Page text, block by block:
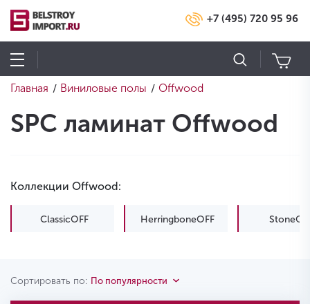
+7 (495) 720 95 96
Главная / Виниловые полы / Offwood
SPC ламинат Offwood
Коллекции Offwood:
ClassicOFF HerringboneOFF
Сортировать по: По популярности